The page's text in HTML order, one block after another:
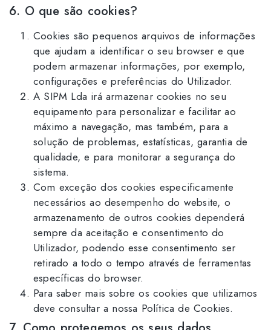
6. O que são cookies?
Cookies são pequenos arquivos de informações
que ajudam a identificar o seu browser e que
podem armazenar informações, por exemplo,
configurações e preferências do Utilizador.
A SIPM Lda irá armazenar cookies no seu
equipamento para personalizar e facilitar ao
máximo a navegação, mas também, para a
solução de problemas, estatísticas, garantia de
qualidade, e para monitorar a segurança do
sistema.
Com exceção dos cookies especificamente
necessários ao desempenho do website, o
armazenamento de outros cookies dependerá
sempre da aceitação e consentimento do
Utilizador, podendo esse consentimento ser
retirado a todo o tempo através de ferramentas
específicas do browser.
Para saber mais sobre os cookies que utilizamos
deve consultar a nossa Política de Cookies.